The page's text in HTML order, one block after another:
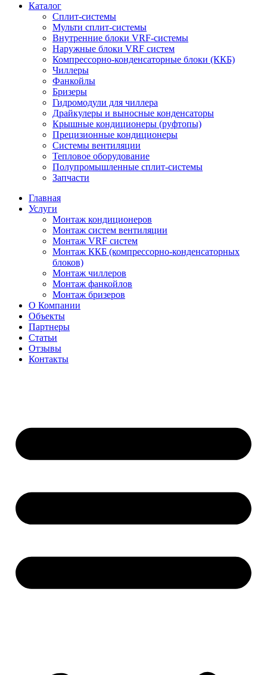
Каталог
Сплит-системы
Мульти сплит-системы
Внутренние блоки VRF-cистемы
Наружные блоки VRF cистем
Компрессорно-конденсаторные блоки (ККБ)
Чиллеры
Фанкойлы
Бризеры
Гидромодули для чиллера
Драйкулеры и выносные конденсаторы
Крышные кондиционеры (руфтопы)
Прецизионные кондиционеры
Системы вентиляции
Тепловое оборудование
Полупромышленные сплит-системы
Запчасти
Главная
Услуги
Монтаж кондиционеров
Монтаж cистем вентиляции
Монтаж VRF систем
Монтаж ККБ (компрессорно-конденсаторных
блоков)
Монтаж чиллеров
Монтаж фанкойлов
Монтаж бризеров
О Компании
Объекты
Партнеры
Статьи
Отзывы
Контакты